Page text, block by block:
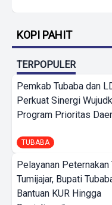
KOPI PAHIT
TERPOPULER
Pemkab Tubaba dan
Perkuat Sinergi
Program Prioritas
TUBABA
Pelayanan
Tumijajar, Bupati
Bantuan KUR Hingga